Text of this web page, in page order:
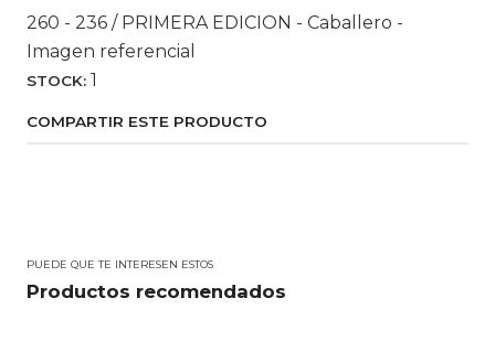
260 - 236 / PRIMERA EDICION - Caballero -
Imagen referencial
STOCK: 1
COMPARTIR ESTE PRODUCTO
PUEDE QUE TE INTERESEN ESTOS
Productos recomendados